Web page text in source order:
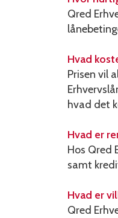
Qred
Hvad
Prisen vil
hvad det
Hvad er
Hos Qred
samt
Hvad er
Qred